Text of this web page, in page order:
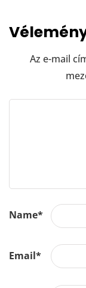
Az e-mail
Name*
Email*